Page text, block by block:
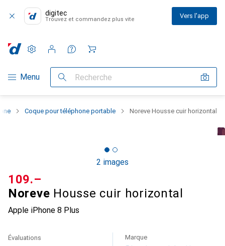
digitec
Trouvez et commandez plus vite Vers l'app
Navigation par catégorie
Menu Recherche
Paramètres
Compte client
Listes de comparaison
Listes d'envies
Panier
Coque pour téléphone portable Noreve Housse cuir horizontal
2 images
Noreve Housse cuir horizontal
Apple iPhone 8 Plus
CHF
109.–
Évaluations Marque